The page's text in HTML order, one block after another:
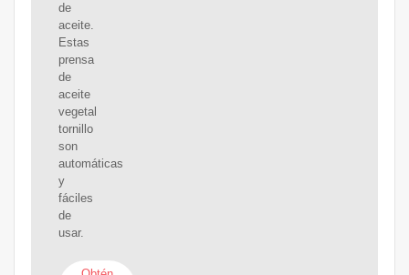
de
aceite.
Estas
prensa
de
aceite
vegetal
tornillo
son
automáticas
y
fáciles
de
usar.